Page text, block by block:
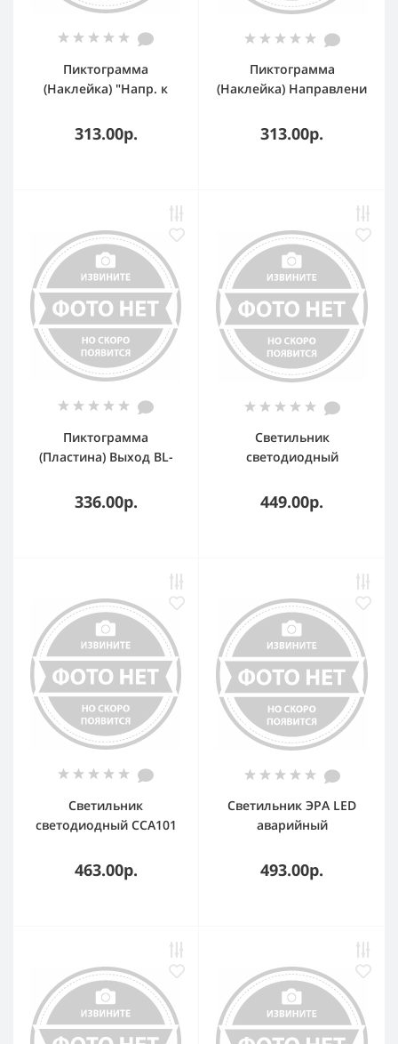
Пиктограмма
(Наклейка) "Напр. к
выходу налево" NPU-
3413.E04 для UNIVERSAL
313.00р.
Пиктограмма
(Наклейка) Направлени
U-3413.E03 для
UNIVERSAL a16514
313.00р.
Пиктограмма
(Пластина) Выход BL-
а12900 Белый свет
336.00р.
Светильник
светодиодный
непостоянный ЭРА
30LED 5ч IP20 (40/3360)
449.00р.
Светильник
светодиодный ССА101
аварийный
односторон. GENERICA
463.00р.
Светильник ЭРА LED
аварийный
IP20 выход DBA-102-0-
493.00р.